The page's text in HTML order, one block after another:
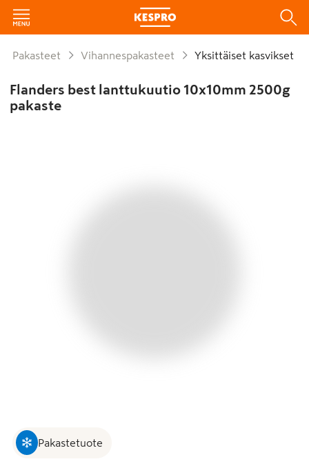
Pakasteet Vihannespakasteet Yksittäiset kasvikset
Flanders best lanttukuutio 10x10mm 2500g
pakaste
Pakastetuote